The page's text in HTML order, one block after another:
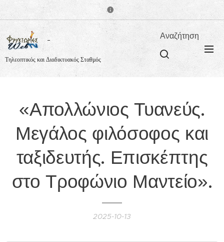
Τηλεοπτικός και Διαδικτυακός Σταθμός
Αναζήτηση
«Απολλώνιος Τυανεύς.
Μεγάλος φιλόσοφος και
ταξιδευτής. Επισκέπτης
στο Τροφώνιο Μαντείο».
2025-10-13